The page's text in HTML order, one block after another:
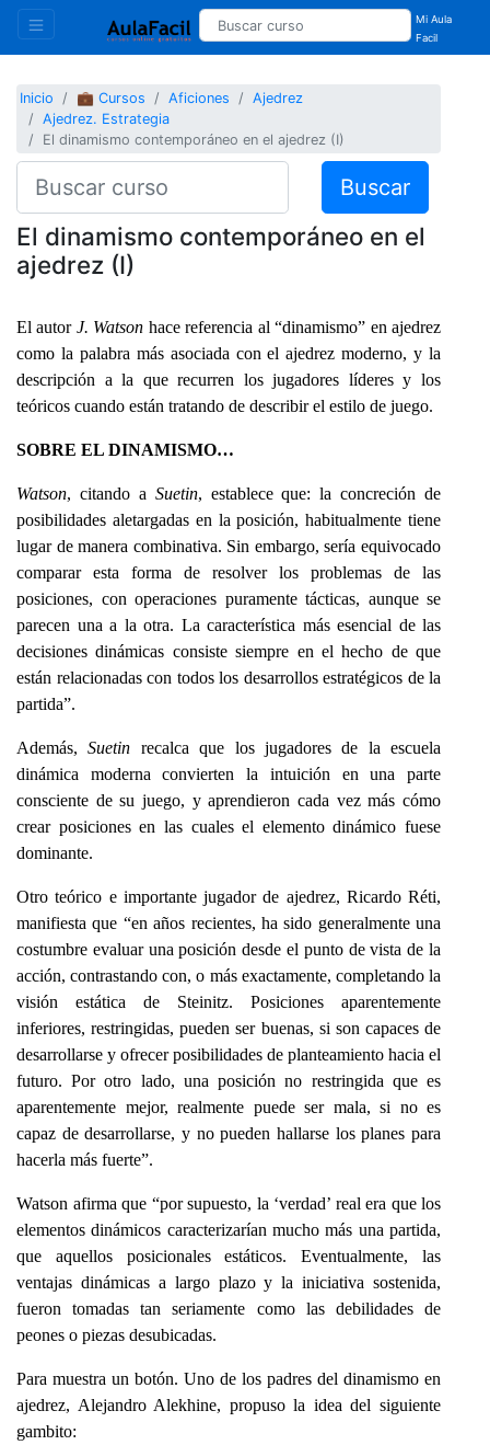
Mi Aula
Facil
Inicio 💼 Cursos Aficiones
Ajedrez
Ajedrez. Estrategia
El dinamismo contemporáneo en el ajedrez (I)
Buscar
El dinamismo contemporáneo en el
ajedrez (I)
El autorJ. Watson hace referencia al “dinamismo” en ajedrez
como la palabra más asociada con el ajedrez moderno, y la
descripción a la que recurren los jugadores líderes y los
teóricos cuando están tratando de describir el estilo de juego.
SOBRE EL DINAMISMO…
Watson, citando a Suetin, establece que: la concreción de
posibilidades aletargadas en la posición, habitualmente tiene
lugar de manera combinativa. Sin embargo, sería equivocado
comparar esta forma de resolver los problemas de las
posiciones, con operaciones puramente tácticas, aunque se
parecen una a la otra. La característica más esencial de las
decisiones dinámicas consiste siempre en el hecho de que
están relacionadas con todos los desarrollos estratégicos de la
partida”.
Además,Suetin recalca que los jugadores de la escuela
dinámica moderna convierten la intuición en una parte
consciente de su juego, y aprendieron cada vez más cómo
crear posiciones en las cuales el elemento dinámico fuese
dominante.
Otro teórico e importante jugador de ajedrez, Ricardo Réti,
manifiesta que “en años recientes, ha sido generalmente una
costumbre evaluar una posición desde el punto de vista de la
acción, contrastando con, o más exactamente, completando la
visión estática de Steinitz. Posiciones aparentemente
inferiores, restringidas, pueden ser buenas, si son capaces de
desarrollarse y ofrecer posibilidades de planteamiento hacia el
futuro. Por otro lado, una posición no restringida que es
aparentemente mejor, realmente puede ser mala, si no es
capaz de desarrollarse, y no pueden hallarse los planes para
hacerla más fuerte”.
Watson afirma que “por supuesto, la ‘verdad’ real era que los
elementos dinámicos caracterizarían mucho más una partida,
que aquellos posicionales estáticos. Eventualmente, las
ventajas dinámicas a largo plazo y la iniciativa sostenida,
fueron tomadas tan seriamente como las debilidades de
peones o piezas desubicadas.
Para muestra un botón. Uno de los padres del dinamismo en
ajedrez, Alejandro Alekhine, propuso la idea del siguiente
gambito: